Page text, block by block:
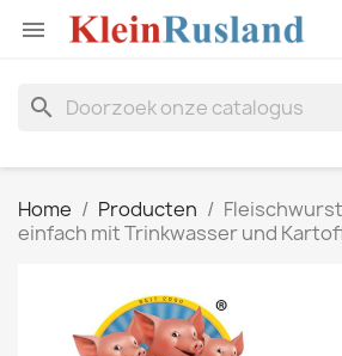

search
Home Producten
einfach mit Trinkwasser und